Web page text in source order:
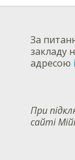
За
закладу
адресою
При
сайті